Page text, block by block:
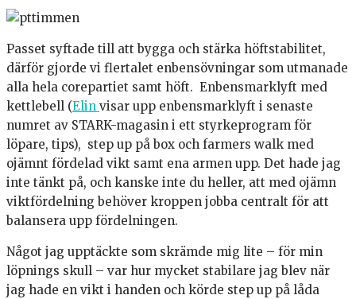
Passet syftade till att bygga och stärka höftstabilitet,
därför gjorde vi flertalet enbensövningar som utmanade
alla hela corepartiet samt höft. Enbensmarklyft med
kettlebell (Elin visar upp enbensmarklyft i senaste
numret av STARK-magasin i ett styrkeprogram för
löpare, tips), step up på box och farmers walk med
ojämnt fördelad vikt samt ena armen upp. Det hade jag
inte tänkt på, och kanske inte du heller, att med ojämn
viktfördelning behöver kroppen jobba centralt för att
balansera upp fördelningen.
Något jag upptäckte som skrämde mig lite – för min
löpnings skull – var hur mycket stabilare jag blev när
jag hade en vikt i handen och körde step up på låda